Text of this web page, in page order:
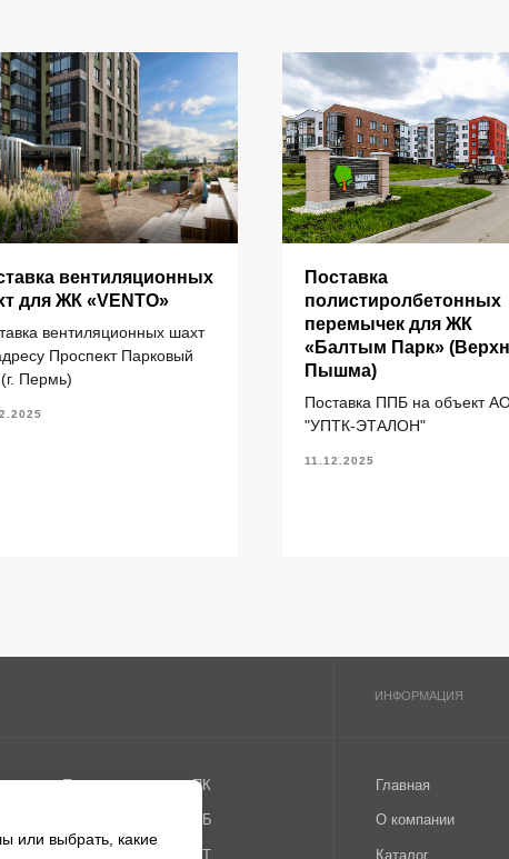
или выбрать, какие
вентиляционных
для ЖК «VENTO»
вентиляционных шахт
Проспект Парковый
Пермь)
Поставка
полистиролбетонных
перемычек для ЖК
«Балтым Парк»
Пышма)
Поставка ППБ на объект
"УПТК-ЭТАЛОН"
11.12.2025
ИНФОРМАЦИЯ
Главная
О компании
Каталог
Плиты перекрытия ПК